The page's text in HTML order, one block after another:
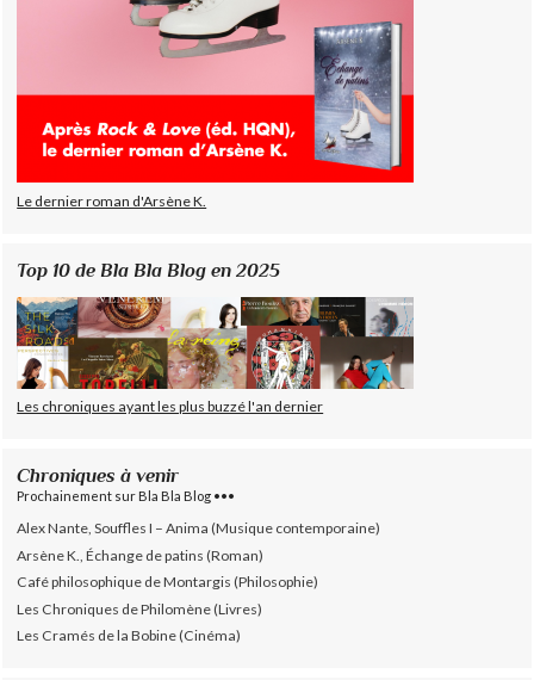
Le dernier roman d'Arsène K.
Top 10 de Bla Bla Blog en 2025
Les chroniques ayant les plus buzzé l'an dernier
Chroniques à venir
Prochainement sur Bla Bla Blog •••
Alex Nante, Souffles I – Anima (Musique contemporaine)
Arsène K., Échange de patins (Roman)
Café philosophique de Montargis (Philosophie)
Les Chroniques de Philomène (Livres)
Les Cramés de la Bobine (Cinéma)